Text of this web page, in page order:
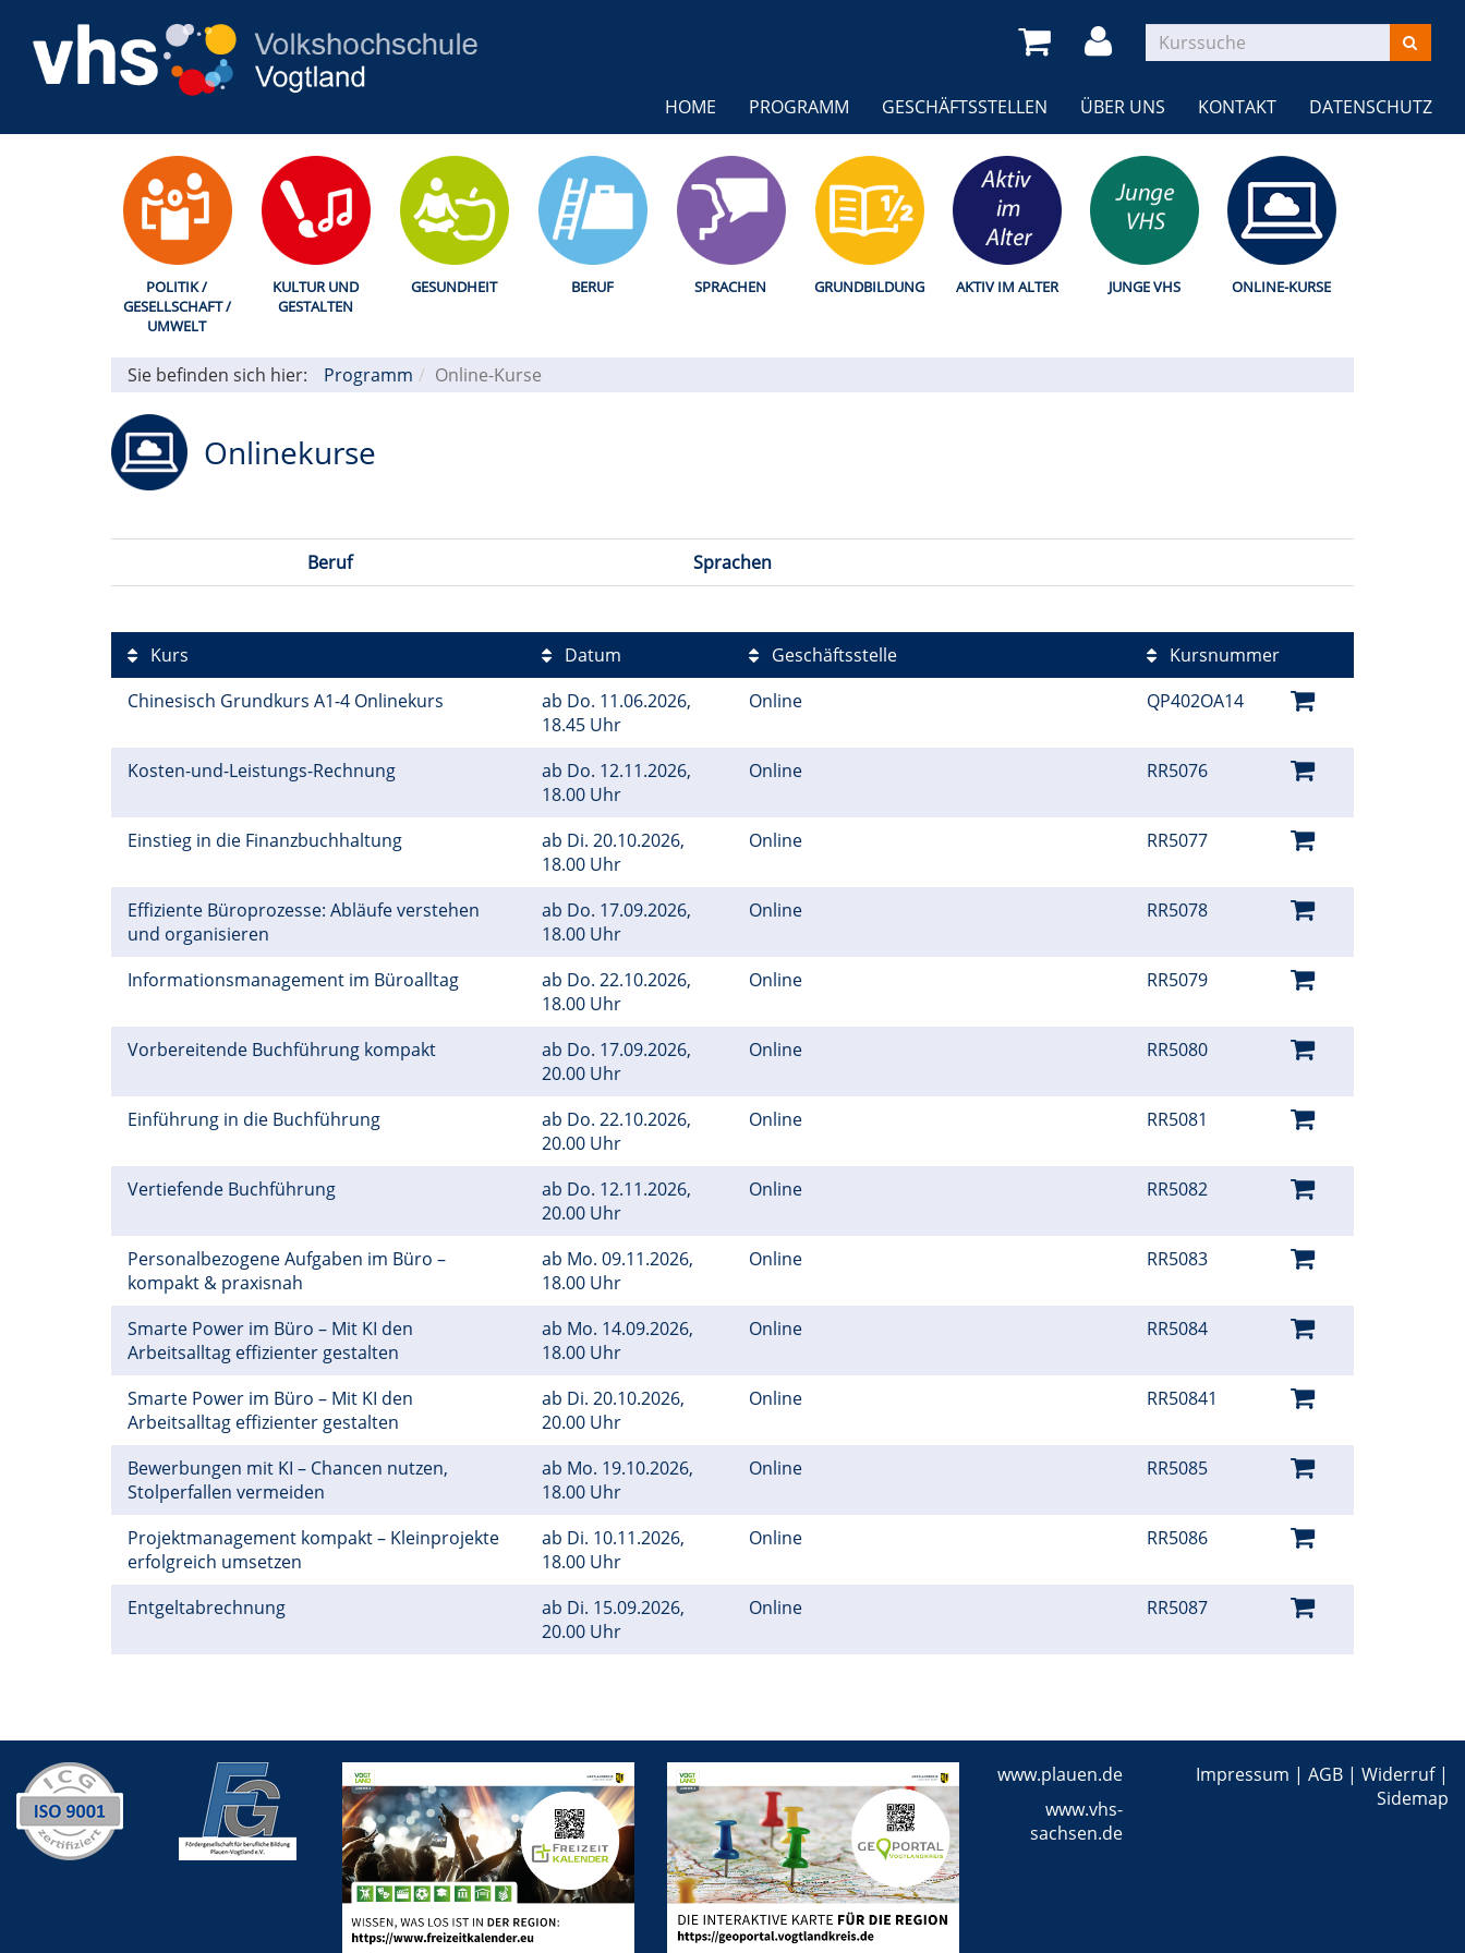
HOME PROGRAMM GESCHÄFTSSTELLEN ÜBER UNS KONTAKT DATENSCHUTZ
POLITIK /
GESELLSCHAFT /
UMWELT
KULTUR UND
GESTALTEN
GESUNDHEIT BERUF SPRACHEN GRUNDBILDUNG AKTIV IM ALTER JUNGE VHS ONLINE-KURSE
Sie befinden sich hier: Programm Online-Kurse
Onlinekurse
Beruf Sprachen
Kurs Datum Geschäftsstelle
Kursnummer
Chinesisch Grundkurs A1-4 Onlinekurs
ab Do. 11.06.2026,
18.45 Uhr
Online QP402OA14
Kosten-und-Leistungs-Rechnung ab Do. 12.11.2026,
18.00 Uhr
Online RR5076
Einstieg in die Finanzbuchhaltung ab Di. 20.10.2026,
18.00 Uhr
Online RR5077
Effiziente Büroprozesse: Abläufe verstehen
und organisieren
ab Do. 17.09.2026,
18.00 Uhr
Online RR5078
Informationsmanagement im Büroalltag ab Do. 22.10.2026,
18.00 Uhr
Online RR5079
Vorbereitende Buchführung kompakt ab Do. 17.09.2026,
20.00 Uhr
Online RR5080
Einführung in die Buchführung ab Do. 22.10.2026,
20.00 Uhr
Online RR5081
Vertiefende Buchführung ab Do. 12.11.2026,
20.00 Uhr
Online RR5082
Personalbezogene Aufgaben im Büro –
kompakt & praxisnah
ab Mo. 09.11.2026,
18.00 Uhr
Online RR5083
Smarte Power im Büro – Mit KI den
Arbeitsalltag effizienter gestalten
ab Mo. 14.09.2026,
18.00 Uhr
Online RR5084
Smarte Power im Büro – Mit KI den
Arbeitsalltag effizienter gestalten
ab Di. 20.10.2026,
20.00 Uhr
Online RR50841
Bewerbungen mit KI – Chancen nutzen,
Stolperfallen vermeiden
ab Mo. 19.10.2026,
18.00 Uhr
Online RR5085
Projektmanagement kompakt – Kleinprojekte
erfolgreich umsetzen
ab Di. 10.11.2026,
18.00 Uhr
Online RR5086
Entgeltabrechnung ab Di. 15.09.2026,
20.00 Uhr
Online RR5087
www.plauen.de
www.vhs-
sachsen.de
Impressum | AGB| Widerruf|
Sidemap